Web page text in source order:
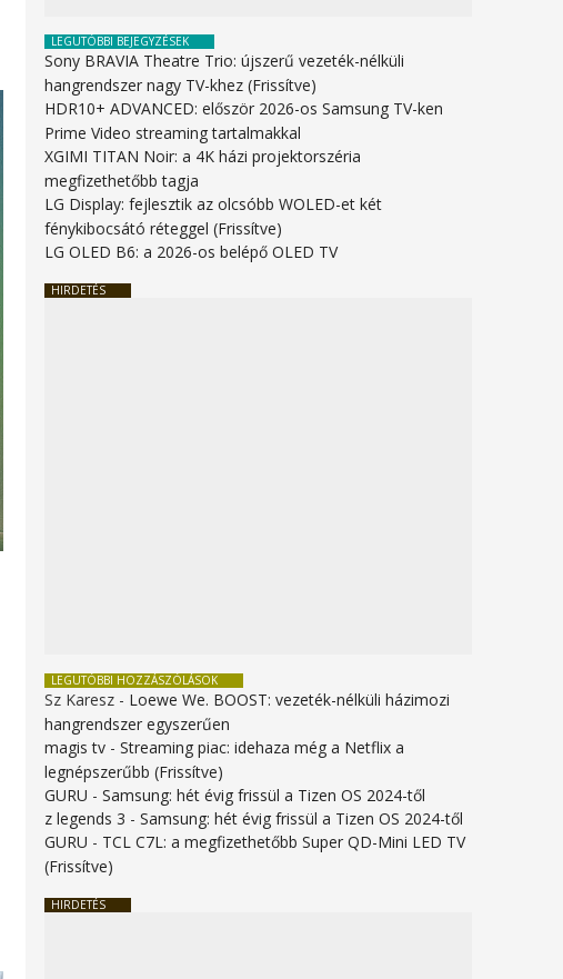
LEGUTÓBBI BEJEGYZÉSEK
Sony BRAVIA Theatre Trio: újszerű vezeték-nélküli
hangrendszer nagy TV-khez (Frissítve)
HDR10+ ADVANCED: először 2026-os Samsung TV-ken
Prime Video streaming tartalmakkal
XGIMI TITAN Noir: a 4K házi projektorszéria
megfizethetőbb tagja
LG Display: fejlesztik az olcsóbb WOLED-et két
fénykibocsátó réteggel (Frissítve)
LG OLED B6: a 2026-os belépő OLED TV
HIRDETÉS
LEGUTÓBBI HOZZÁSZÓLÁSOK
Sz Karesz - Loewe We. BOOST: vezeték-nélküli házimozi
hangrendszer egyszerűen
magis tv -Streaming piac: idehaza még a Netflix a
legnépszerűbb (Frissítve)
GURU -Samsung: hét évig frissül a Tizen OS 2024-től
z legends 3 -Samsung: hét évig frissül a Tizen OS 2024-től
GURU - TCL C7L: a megfizethetőbb Super QD-Mini LED TV
(Frissítve)
HIRDETÉS